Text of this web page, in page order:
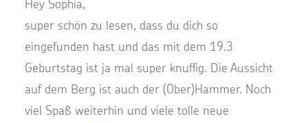
Hey Sophia,
super schön zu lesen, dass du dich so
eingefunden hast und das mit dem 19.3
Geburtstag ist ja mal super knuffig. Die Aussicht
auf dem Berg ist auch der (Ober)Hammer. Noch
viel Spaß weiterhin und viele tolle neue